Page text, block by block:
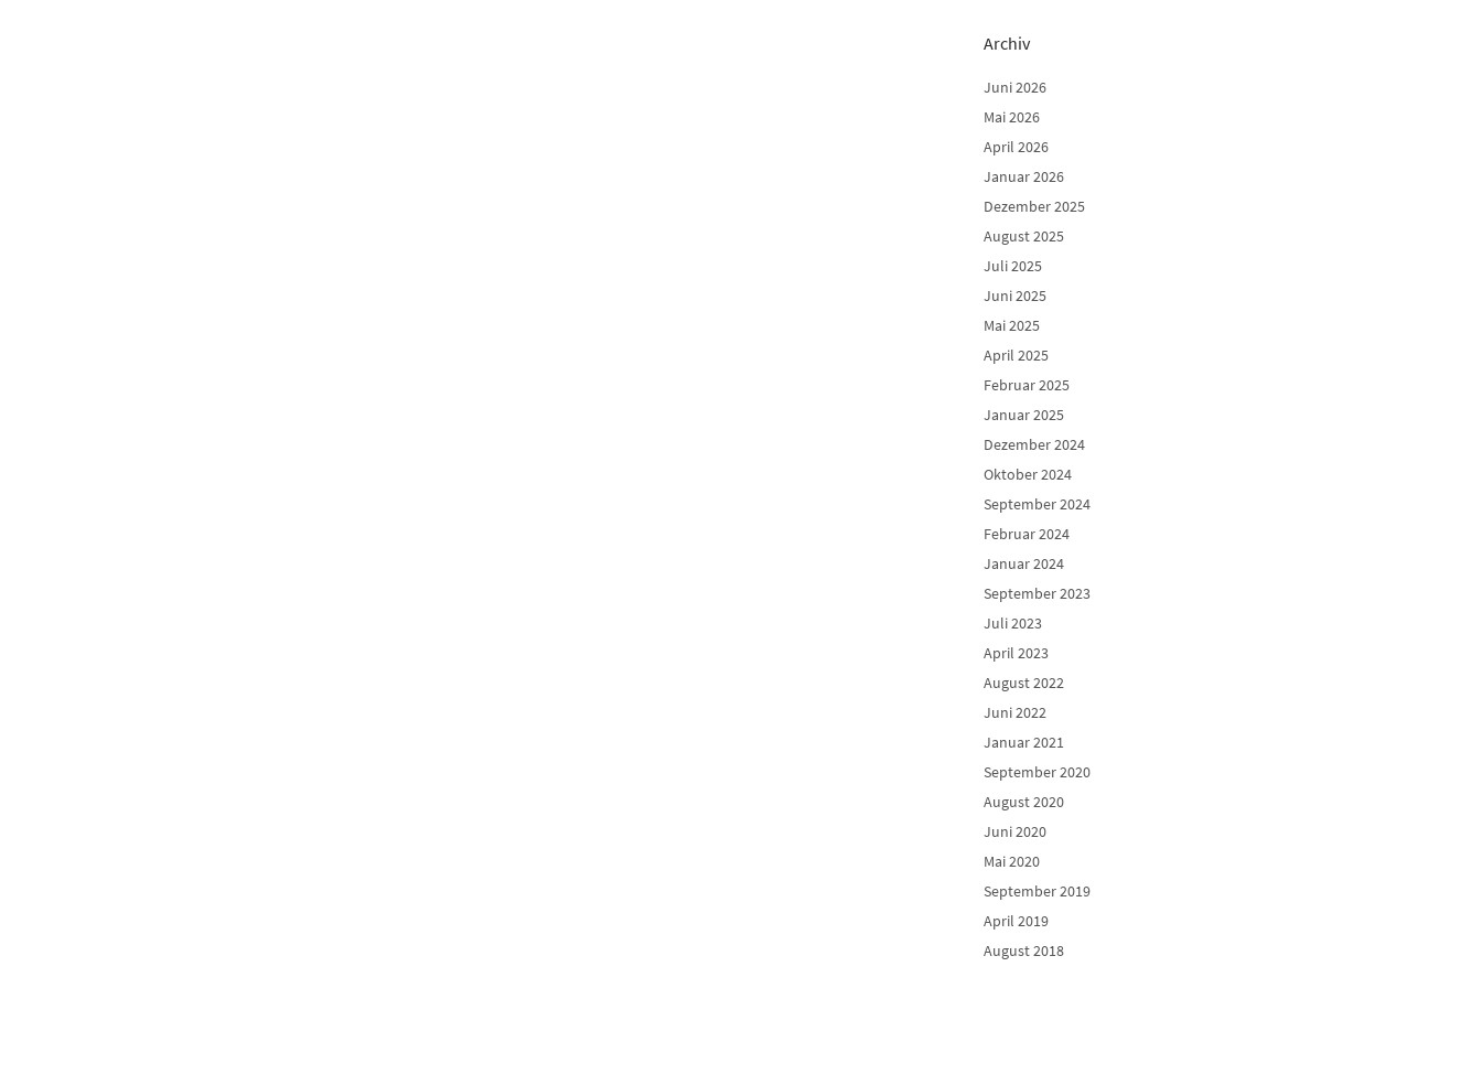
Archiv
Juni 2026
Mai 2026
April 2026
Januar 2026
Dezember 2025
August 2025
Juli 2025
Juni 2025
Mai 2025
April 2025
Februar 2025
Januar 2025
Dezember 2024
Oktober 2024
September 2024
Februar 2024
Januar 2024
September 2023
Juli 2023
April 2023
August 2022
Juni 2022
Januar 2021
September 2020
August 2020
Juni 2020
Mai 2020
September 2019
April 2019
August 2018